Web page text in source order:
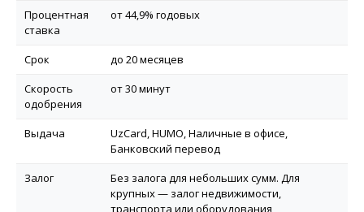
Процентная
ставка
от 44,9% годовых
Срок
до 20 месяцев
Скорость
одобрения
от 30 минут
Выдача
UzCard, HUMO, Наличные в офисе,
Банковский перевод
Залог
Без залога для небольших сумм. Для
крупных — залог недвижимости,
транспорта или оборудования